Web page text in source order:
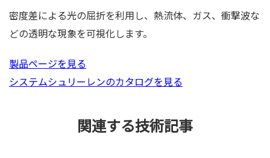
密度差による光の屈折を利用し、熱流体、ガス、衝撃波な
どの透明な現象を可視化します。
製品ページを見る
システムシュリーレンのカタログを見る
関連する技術記事